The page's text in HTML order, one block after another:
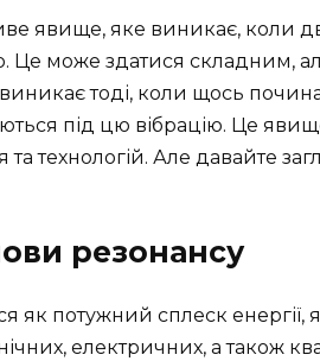
явище, яке виникає, коли
Це може здатися складним,
тоді, коли щось
під цю вібрацію. Це
технологій. Але давайте
резонансу
як потужний сплеск енергії,
електричних, а також